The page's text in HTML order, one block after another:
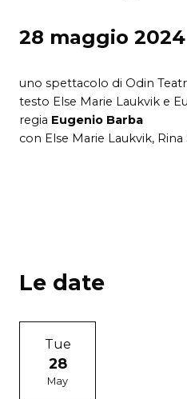
28 maggio 2024
uno spettacolo di Odin
testo Else Marie Laukvik e
regia Eugenio Barba
con Else Marie Laukvik,
Le date
Tue
28
May